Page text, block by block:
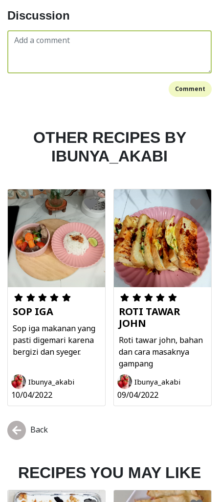
Discussion
Comment
OTHER RECIPES BY
IBUNYA_AKABI
SOP IGA
Sop iga makanan yang
pasti digemari karena
bergizi dan syeger.
Ibunya_akabi
10/04/2022
ROTI TAWAR
JOHN
Roti tawar john, bahan
dan cara masaknya
gampang
Ibunya_akabi
09/04/2022
Back
RECIPES YOU MAY LIKE